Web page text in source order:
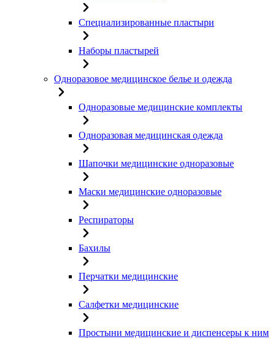
Специализированные пластыри
Наборы пластырей
Одноразовое медицинское белье и одежда
Одноразовые медицинские комплекты
Одноразовая медицинская одежда
Шапочки медицинские одноразовые
Маски медицинские одноразовые
Респираторы
Бахилы
Перчатки медицинские
Салфетки медицинские
Простыни медицинские и диспенсеры к ним